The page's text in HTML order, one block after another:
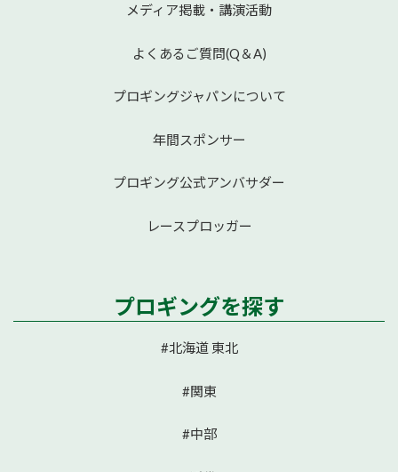
メディア掲載・講演活動
よくあるご質問(Q＆A)
プロギングジャパンについて
年間スポンサー
プロギング公式アンバサダー
レースプロッガー
プロギングを探す
#北海道 東北
#関東
#中部